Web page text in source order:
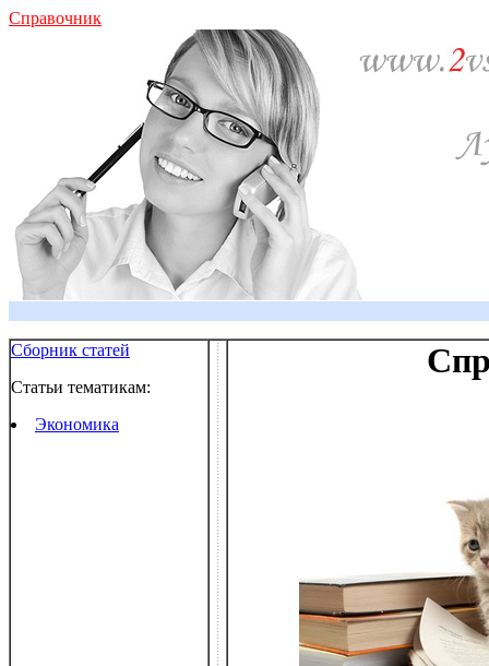
Справочник
Сборник статей
Статьи тематикам:
Экономика